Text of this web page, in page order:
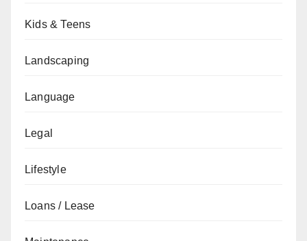
Kids & Teens
Landscaping
Language
Legal
Lifestyle
Loans / Lease